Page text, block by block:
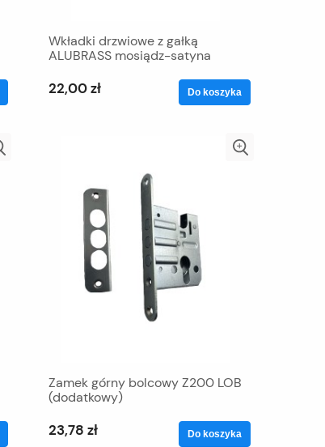
Wkładki drzwiowe z gałką
ALUBRASS mosiądz-satyna
22,00 zł Do koszyka
Zamek górny bolcowy Z200 LOB
(dodatkowy)
23,78 zł Do koszyka